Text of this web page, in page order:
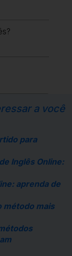
a você
para
Inglês Online:
aprenda de
método mais